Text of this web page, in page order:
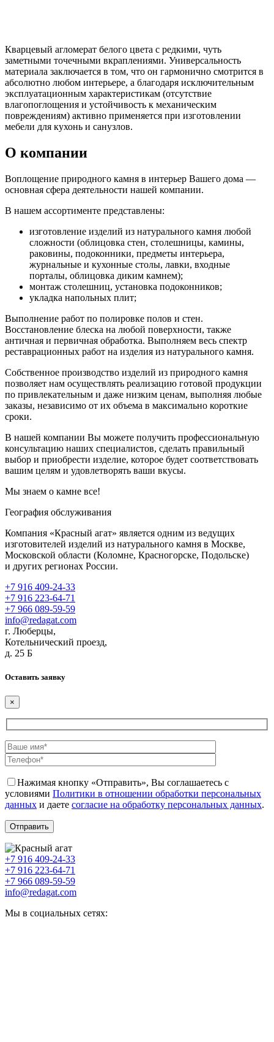
Кварцевый агломерат белого цвета с редкими, чуть
заметными точечными вкраплениями. Универсальность
материала заключается в том, что он гармонично смотрится в
абсолютно любом интерьере, а благодаря исключительным
эксплуатационным характеристикам (отсутствие
влагопоглощения и устойчивость к механическим
повреждениям) активно применяется при изготовлении
мебели для кухонь и санузлов.
О компании
Воплощение природного камня в интерьер Вашего дома —
основная сфера деятельности нашей компании.
В нашем ассортименте представлены:
изготовление изделий из натурального камня любой
сложности (облицовка стен, столешницы, камины,
раковины, подоконники, предметы интерьера,
журнальные и кухонные столы, лавки, входные
порталы, облицовка диким камнем);
монтаж столешниц, установка подоконников;
укладка напольных плит;
Выполнение работ по полировке полов и стен.
Восстановление блеска на любой поверхности, также
античная и первичная обработка. Выполняем весь спектр
реставрационных работ на изделия из натурального камня.
Собственное производство изделий из природного камня
позволяет нам осуществлять реализацию готовой продукции
по привлекательным и даже низким ценам, выполняя любые
заказы, независимо от их объема в максимально короткие
сроки.
В нашей компании Вы можете получить профессиональную
консультацию наших специалистов, сделать правильный
выбор и приобрести изделие, которое будет соответствовать
вашим целям и удовлетворять ваши вкусы.
Мы знаем о камне все!
География обслуживания
Компания «Красный агат» является одним из ведущих
изготовителей изделий из натурального камня в Москве,
Московской области (Коломне, Красногорске, Подольске)
и других регионах России.
+7 916 409-24-33
+7 916 223-64-71
+7 966 089-59-59
info@redagat.com
г. Люберцы,
Котельнический проезд,
д. 25 Б
Оставить заявку
×
Нажимая кнопку «Отправить», Вы соглашаетесь с
условиями Политики в отношении обработки персональных
данных и даете согласие на обработку персональных данных.
+7 916 409-24-33
+7 916 223-64-71
+7 966 089-59-59
info@redagat.com
Мы в социальных сетях: